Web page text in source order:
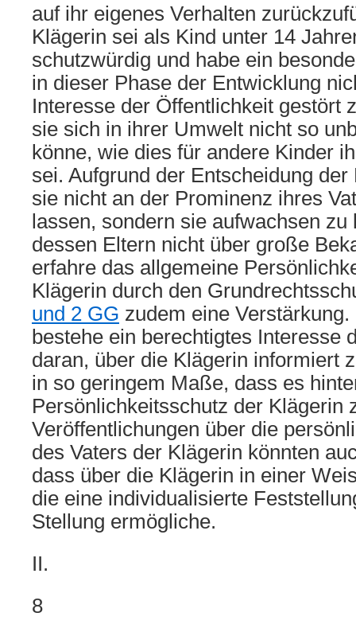
auf ihr eigenes Verhalten
Klägerin sei als Kind unter 14
schutzwürdig und habe ein
in dieser Phase der Entwicklung
Interesse der Öffentlichkeit gestört
sie sich in ihrer Umwelt nicht so
könne, wie dies für andere Kinder
sei. Aufgrund der Entscheidung
sie nicht an der Prominenz ihres
lassen, sondern sie aufwachsen
dessen Eltern nicht über große
erfahre das allgemeine
Klägerin durch den
und 2 GG zudem eine
bestehe ein berechtigtes Interesse
daran, über die Klägerin informiert
in so geringem Maße, dass es
Persönlichkeitsschutz der Klägerin
Veröffentlichungen über die
des Vaters der Klägerin könnten
dass über die Klägerin in einer
die eine individualisierte
Stellung ermögliche.
II.
8